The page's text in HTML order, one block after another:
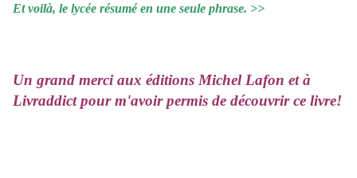
Et voilà, le lycée résumé en une seule phrase. >>
Un grand merci aux éditions Michel Lafon et à
Livraddict pour m'avoir permis de découvrir ce livre!